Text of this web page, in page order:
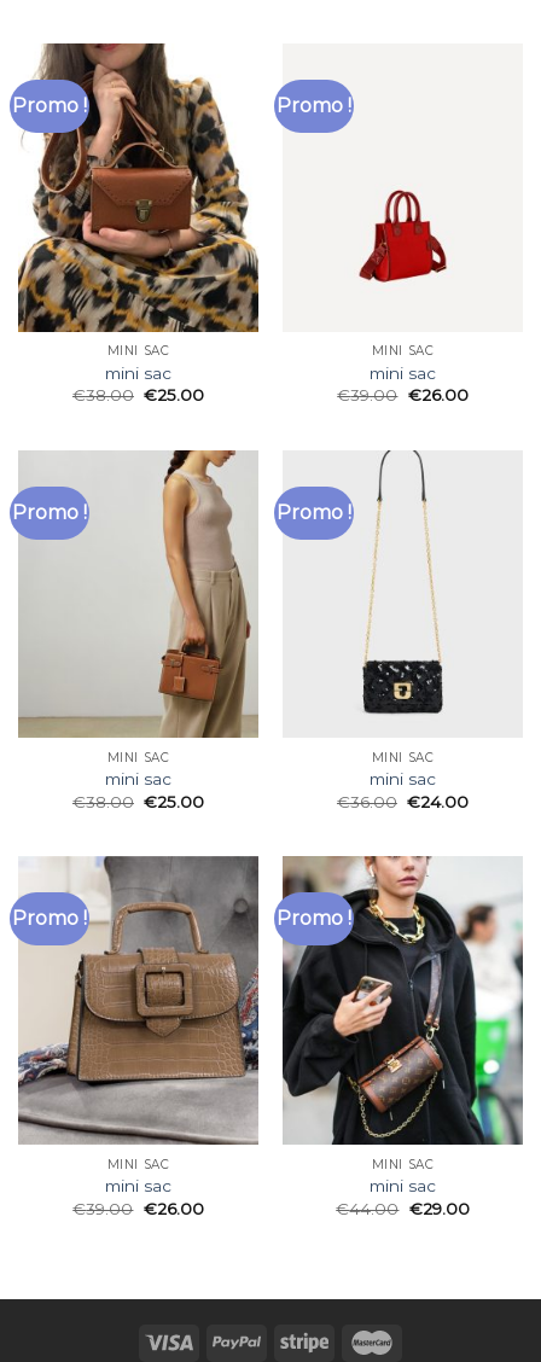
Promo !
MINI SAC
mini sac
€38.00 €25.00
Promo !
MINI SAC
mini sac
€39.00 €26.00
Promo !
MINI SAC
mini sac
€38.00 €25.00
Promo !
MINI SAC
mini sac
€36.00 €24.00
Promo !
MINI SAC
mini sac
€39.00 €26.00
Promo !
MINI SAC
mini sac
€44.00 €29.00